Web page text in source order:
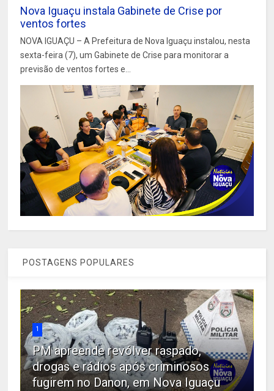
Nova Iguaçu instala Gabinete de Crise por
ventos fortes
NOVA IGUAÇU – A Prefeitura de Nova Iguaçu instalou, nesta
sexta-feira (7), um Gabinete de Crise para monitorar a
previsão de ventos fortes e...
POSTAGENS POPULARES
1
PM apreende revólver raspado,
drogas e rádios após criminosos
fugirem no Danon, em Nova Iguaçu